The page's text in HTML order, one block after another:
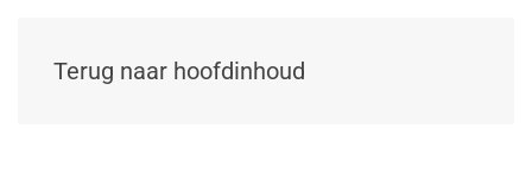
Terug naar hoofdinhoud